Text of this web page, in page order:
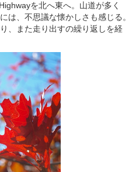
を北へ東へ。山道が多く
は、不思議な懐かしさも感じる。
、また走り出すの繰り返しを経